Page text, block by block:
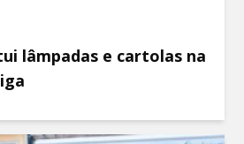
lâmpadas e cartolas na